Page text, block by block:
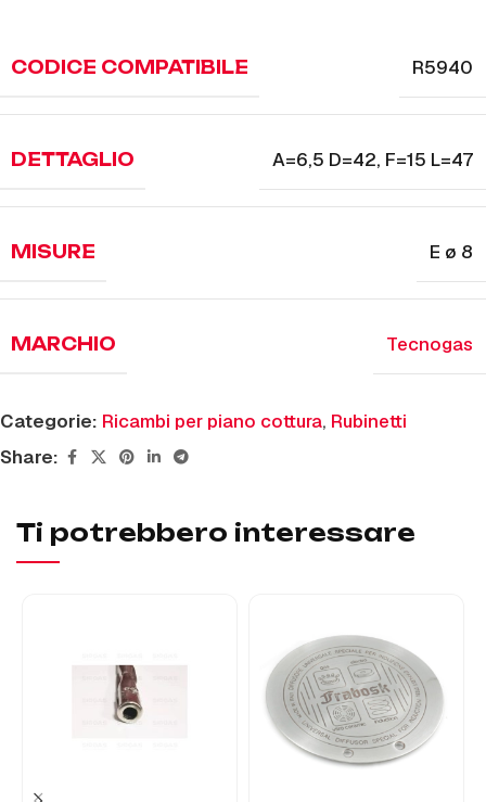
CODICE COMPATIBILE R5940
DETTAGLIO A=6,5 D=42, F=15 L=47
MISURE E ø 8
MARCHIO Tecnogas
Categorie: Ricambi per piano cottura, Rubinetti
Share:
Ti potrebbero interessare